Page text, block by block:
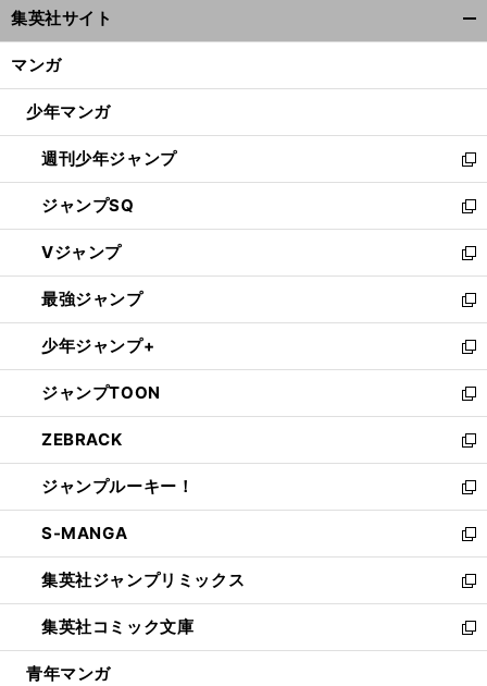
ィ
ン
ウ
開
く
集英社サイト
マンガ
少年マンガ
週刊少年ジャンプ
新
し
い
ウ
ィ
ン
ド
ウ
で
開
く
ジャンプSQ
新
し
い
ウ
ィ
ン
ド
ウ
で
開
く
Vジャンプ
新
し
い
ウ
ィ
ン
ド
ウ
で
開
く
最強ジャンプ
新
し
い
ウ
ィ
ン
ド
ウ
で
開
く
少年ジャンプ+
新
し
い
ウ
ィ
ン
ド
ウ
で
開
く
ジャンプTOON
新
し
い
ウ
ィ
ン
ド
ウ
で
開
く
ZEBRACK
新
し
い
ウ
ィ
ン
ド
ウ
で
開
ジャンプルーキー！
新
し
い
ウ
ィ
ン
ド
ウ
S-MANGA
新
し
い
ウ
ィ
ン
集英社ジャンプリミックス
新
し
い
ウ
集英社コミック文庫
新
し
青年マンガ